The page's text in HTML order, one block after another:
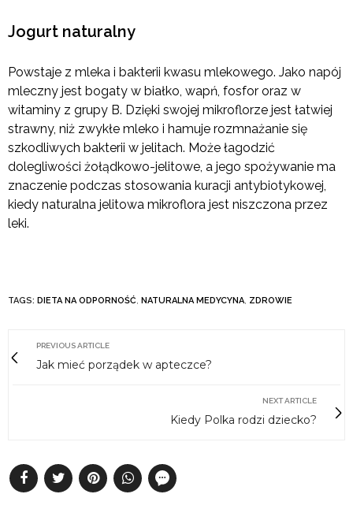
Jogurt naturalny
Powstaje z mleka i bakterii kwasu mlekowego. Jako napój
mleczny jest bogaty w białko, wapń, fosfor oraz w
witaminy z grupy B. Dzięki swojej mikroflorze jest łatwiej
strawny, niż zwykłe mleko i hamuje rozmnażanie się
szkodliwych bakterii w jelitach. Może łagodzić
dolegliwości żołądkowo-jelitowe, a jego spożywanie ma
znaczenie podczas stosowania kuracji antybiotykowej,
kiedy naturalna jelitowa mikroflora jest niszczona przez
leki.
TAGS: DIETA NA ODPORNOŚĆ, NATURALNA MEDYCYNA, ZDROWIE
PREVIOUS ARTICLE
Jak mieć porządek w apteczce?
NEXT ARTICLE
Kiedy Polka rodzi dziecko?